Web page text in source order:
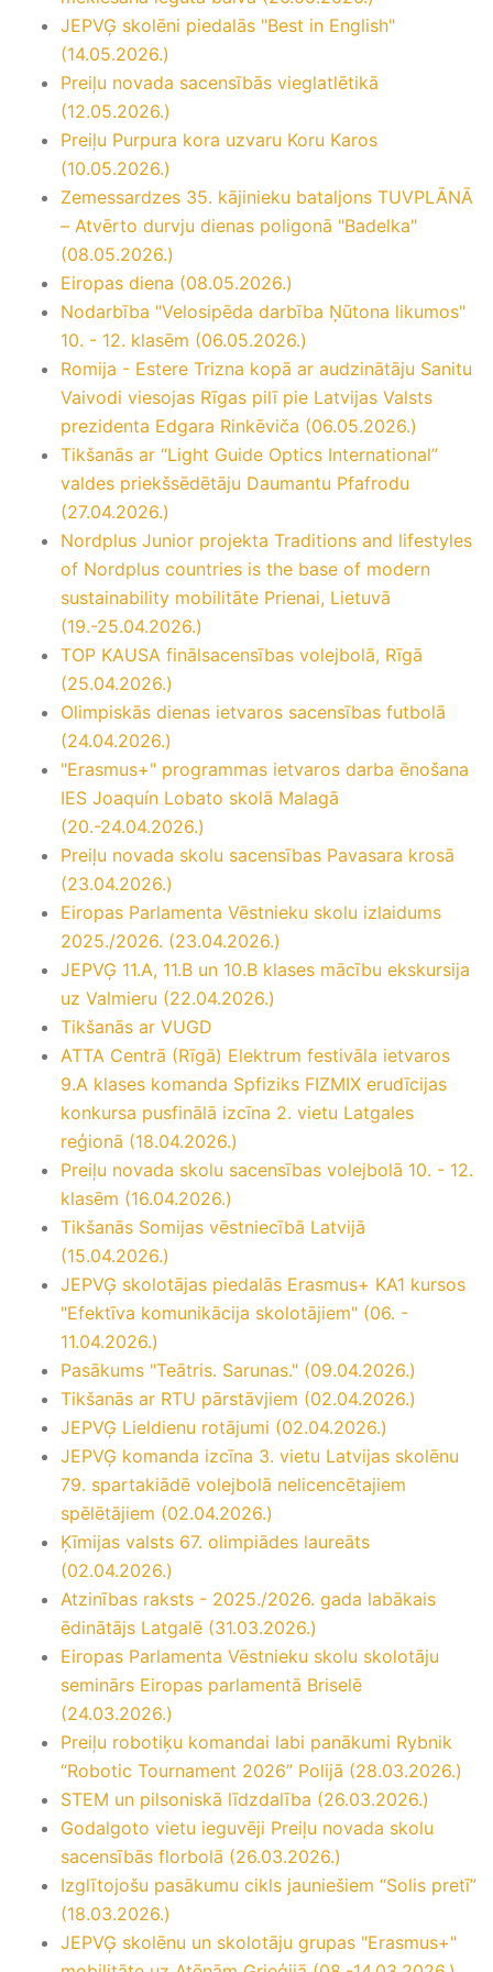
JEPVĢ skolēni piedalās "Best in English"
(14.05.2026.)
Preiļu novada sacensībās vieglatlētikā
(12.05.2026.)
Preiļu Purpura kora uzvaru Koru Karos
(10.05.2026.)
Zemessardzes 35. kājinieku bataljons TUVPLĀNĀ
– Atvērto durvju dienas poligonā "Badelka"
(08.05.2026.)
Eiropas diena (08.05.2026.)
Nodarbība "Velosipēda darbība Ņūtona likumos"
10. - 12. klasēm (06.05.2026.)
Romija - Estere Trizna kopā ar audzinātāju Sanitu
Vaivodi viesojas Rīgas pilī pie Latvijas Valsts
prezidenta Edgara Rinkēviča (06.05.2026.)
Tikšanās ar “Light Guide Optics International”
valdes priekšsēdētāju Daumantu Pfafrodu
(27.04.2026.)
Nordplus Junior projekta Traditions and lifestyles
of Nordplus countries is the base of modern
sustainability mobilitāte Prienai, Lietuvā
(19.-25.04.2026.)
TOP KAUSA finālsacensības volejbolā, Rīgā
(25.04.2026.)
Olimpiskās dienas ietvaros sacensības futbolā
(24.04.2026.)
"Erasmus+" programmas ietvaros darba ēnošana
IES Joaquín Lobato skolā Malagā
(20.-24.04.2026.)
Preiļu novada skolu sacensības Pavasara krosā
(23.04.2026.)
Eiropas Parlamenta Vēstnieku skolu izlaidums
2025./2026. (23.04.2026.)
JEPVĢ 11.A, 11.B un 10.B klases mācību ekskursija
uz Valmieru (22.04.2026.)
Tikšanās ar VUGD
ATTA Centrā (Rīgā) Elektrum festivāla ietvaros
9.A klases komanda Spfiziks FIZMIX erudīcijas
konkursa pusfinālā izcīna 2. vietu Latgales
reģionā (18.04.2026.)
Preiļu novada skolu sacensības volejbolā 10. - 12.
klasēm (16.04.2026.)
Tikšanās Somijas vēstniecībā Latvijā
(15.04.2026.)
JEPVĢ skolotājas piedalās Erasmus+ KA1 kursos
"Efektīva komunikācija skolotājiem" (06. -
11.04.2026.)
Pasākums "Teātris. Sarunas." (09.04.2026.)
Tikšanās ar RTU pārstāvjiem (02.04.2026.)
JEPVĢ Lieldienu rotājumi (02.04.2026.)
JEPVĢ komanda izcīna 3. vietu Latvijas skolēnu
79. spartakiādē volejbolā nelicencētajiem
spēlētājiem (02.04.2026.)
Ķīmijas valsts 67. olimpiādes laureāts
(02.04.2026.)
Atzinības raksts - 2025./2026. gada labākais
ēdinātājs Latgalē (31.03.2026.)
Eiropas Parlamenta Vēstnieku skolu skolotāju
seminārs Eiropas parlamentā Briselē
(24.03.2026.)
Preiļu robotiķu komandai labi panākumi Rybnik
“Robotic Tournament 2026” Polijā (28.03.2026.)
STEM un pilsoniskā līdzdalība (26.03.2026.)
Godalgoto vietu ieguvēji Preiļu novada skolu
sacensībās florbolā (26.03.2026.)
Izglītojošu pasākumu cikls jauniešiem “Solis pretī”
(18.03.2026.)
JEPVĢ skolēnu un skolotāju grupas "Erasmus+"